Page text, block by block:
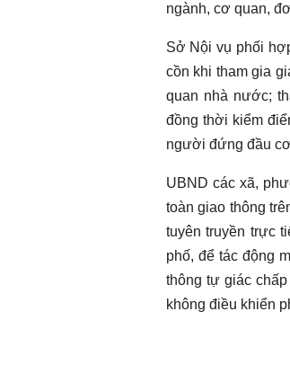
ngành, cơ quan,
Sở Nội vụ phối
cồn khi tham gia
quan nhà nước;
đồng thời kiểm
người đứng đầu
UBND các xã,
toàn giao thông
tuyên truyền trực
phố, để tác động
thông tự giác
không điều khiển